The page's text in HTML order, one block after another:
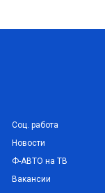
Соц. работа
Новости
Ф-АВТО на ТВ
Вакансии